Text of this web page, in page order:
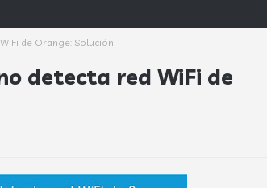
de Esp
de Orange: Solución
detecta red WiFi de